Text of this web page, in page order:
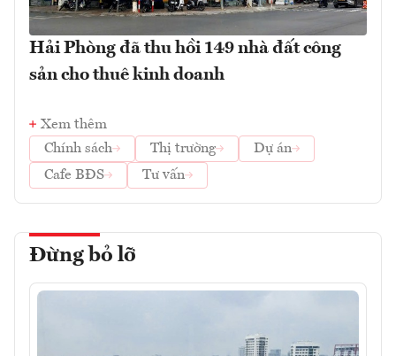
Hải Phòng đã thu hồi 149 nhà đất công
sản cho thuê kinh doanh
Xem thêm
Chính sách
Thị trường
Dự án
Cafe BĐS
Tư vấn
Đừng bỏ lỡ